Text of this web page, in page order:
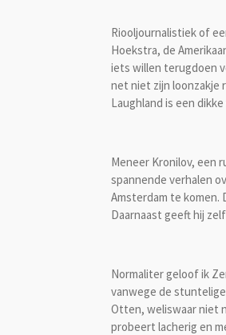
Riooljournalistiek of
Hoekstra, de
iets willen terugdoen
net niet zijn loonzakje
Laughland is een
Meneer Kronilov, een
spannende verhalen
Amsterdam te komen.
Daarnaast geeft hij
Normaliter geloof ik
vanwege de
Otten, weliswaar niet
probeert lacherig en